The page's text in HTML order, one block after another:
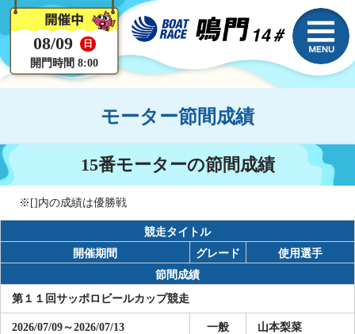
08/09 日
開門時間 8:00
モーター節間成績
15番モーターの節間成績
※[]内の成績は優勝戦
競走タイトル
開催期間
グレード
使用選手
節間成績
第１１回サッポロビールカップ競走
2026/07/09～2026/07/13 一般 山本梨菜